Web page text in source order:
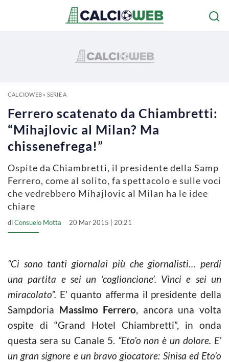
CALCIOWEB» SERIE A
Ferrero scatenato da Chiambretti:
“Mihajlovic al Milan? Ma
chissenefrega!”
Ospite da Chiambretti, il presidente della Samp
Ferrero, come al solito, fa spettacolo e sulle voci
che vedrebbero Mihajlovic al Milan ha le idee
chiare
diConsuelo Motta 20 Mar 2015 | 20:21
“Ci sono tanti giornalai più che giornalisti… perdi
una partita e sei un ‘coglioncione’. Vinci e sei un
miracolato”. E’ quanto afferma il presidente della
Sampdoria Massimo Ferrero, ancora una volta
ospite di “Grand Hotel Chiambretti”, in onda
questa sera su Canale 5. “Eto’o non è un dolore. E’
un gran signore e un bravo giocatore: Sinisa ed Eto’o